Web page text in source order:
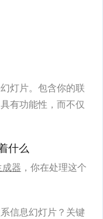
灯片。包含你的联
有功能性，而不仅
什么
器 ，你在处理这个
信息幻灯片？关键